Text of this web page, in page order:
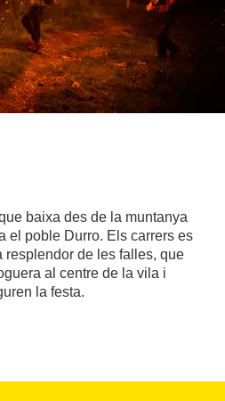
baixa des de la muntanya
el poble Durro. Els carrers es
resplendor de les falles, que
al centre de la vila i
la festa.